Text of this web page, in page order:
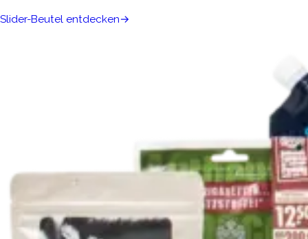
Slider-Beutel entdecken